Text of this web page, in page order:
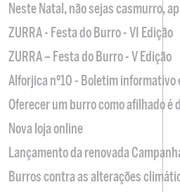
Neste Natal, não sejas casmurro,
ZURRA - Festa do Burro - VI Edição
ZURRA – Festa do Burro - V Edição
Alforjica nº10 - Boletim informativo
Oferecer um burro como afilhado
Nova loja online
Lançamento da renovada
Burros contra as alterações